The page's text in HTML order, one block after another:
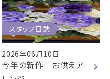
スタッフ日誌
2026年06月10日
今年の新作 お供えア